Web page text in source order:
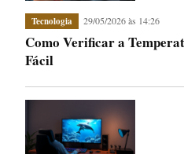
Tecnologia 29/05/2026 às 14:26
Como Verificar a
Fácil